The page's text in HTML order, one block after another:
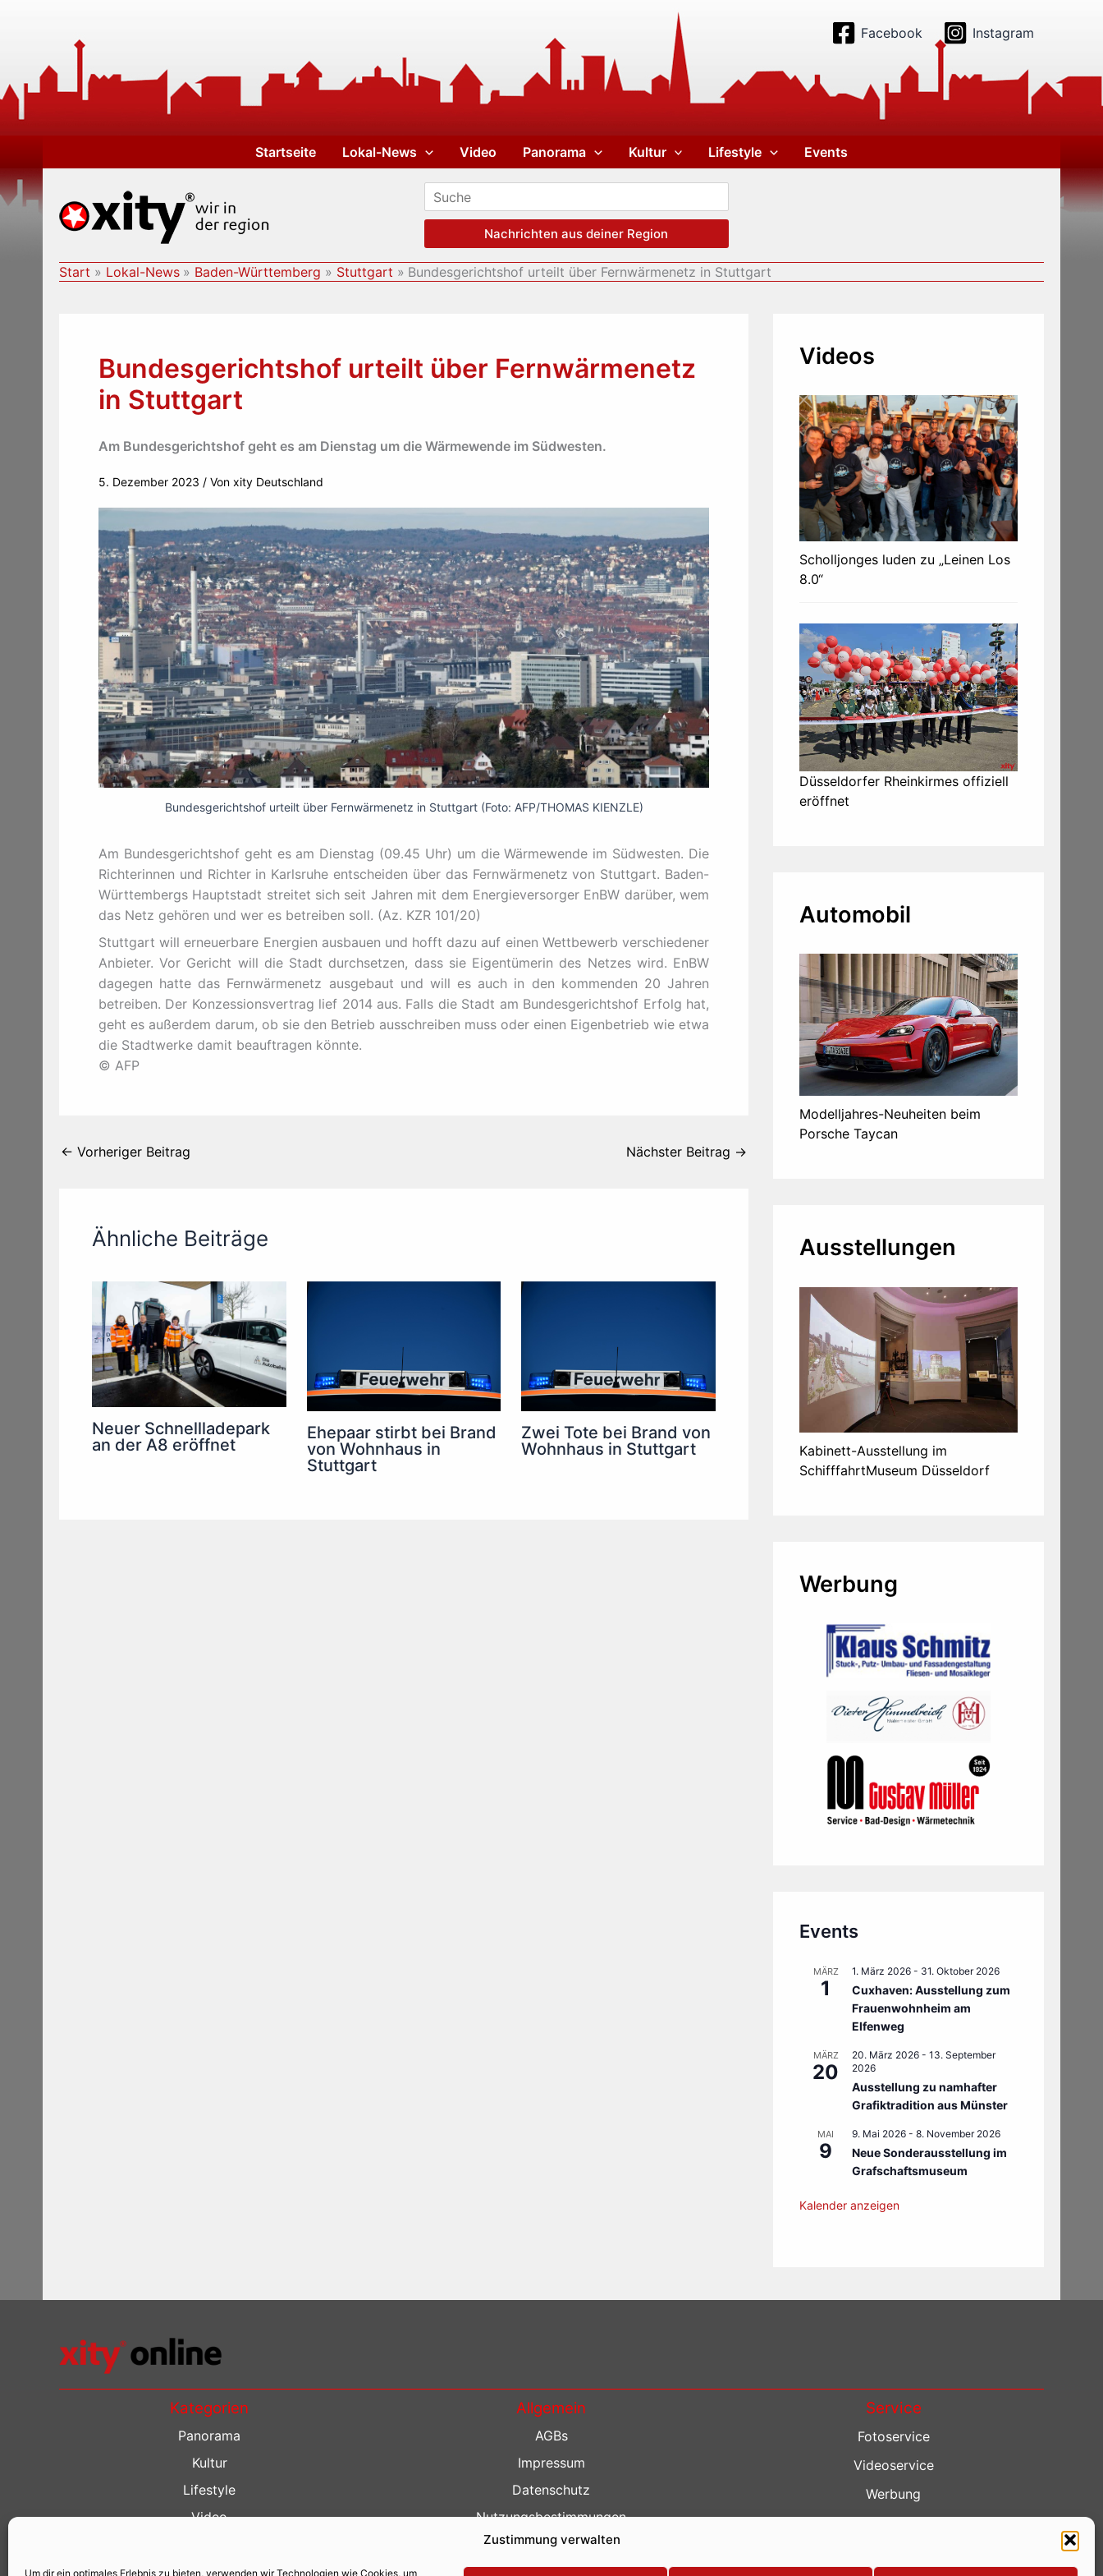
Zustimmung verwalten
Um dir ein optimales Erlebnis zu bieten, verwenden wir Technologien wie Cookies, um
Facebook Instagram
Startseite Lokal-News Video Panorama Kultur Lifestyle Events
Nachrichten aus deiner Region
Start Lokal-News Baden-Württemberg Stuttgart Bundesgerichtshof urteilt über Fernwärmenetz in Stuttgart
Bundesgerichtshof urteilt über Fernwärmenetz
in Stuttgart
Am Bundesgerichtshof geht es am Dienstag um die Wärmewende im Südwesten.
5. Dezember 2023 / Von xity Deutschland
Bundesgerichtshof urteilt über Fernwärmenetz in Stuttgart (Foto: AFP/THOMAS KIENZLE)
Am Bundesgerichtshof geht es am Dienstag (09.45 Uhr) um die Wärmewende im Südwesten. Die
Richterinnen und Richter in Karlsruhe entscheiden über das Fernwärmenetz von Stuttgart. Baden-
Württembergs Hauptstadt streitet sich seit Jahren mit dem Energieversorger EnBW darüber, wem
das Netz gehören und wer es betreiben soll. (Az. KZR 101/20)
Stuttgart will erneuerbare Energien ausbauen und hofft dazu auf einen Wettbewerb verschiedener
Anbieter. Vor Gericht will die Stadt durchsetzen, dass sie Eigentümerin des Netzes wird. EnBW
dagegen hatte das Fernwärmenetz ausgebaut und will es auch in den kommenden 20 Jahren
betreiben. Der Konzessionsvertrag lief 2014 aus. Falls die Stadt am Bundesgerichtshof Erfolg hat,
geht es außerdem darum, ob sie den Betrieb ausschreiben muss oder einen Eigenbetrieb wie etwa
die Stadtwerke damit beauftragen könnte.
© AFP
← Vorheriger Beitrag Nächster Beitrag →
Ähnliche Beiträge
Neuer Schnellladepark
an der A8 eröffnet
Ehepaar stirbt bei Brand
von Wohnhaus in
Stuttgart
Zwei Tote bei Brand von
Wohnhaus in Stuttgart
Videos
Scholljonges luden zu „Leinen Los
8.0“
Düsseldorfer Rheinkirmes offiziell
eröffnet
Automobil
Modelljahres-Neuheiten beim
Porsche Taycan
Ausstellungen
Kabinett-Ausstellung im
SchifffahrtMuseum Düsseldorf
Werbung
Events
MÄRZ
1
1. März 2026 - 31. Oktober 2026
Cuxhaven: Ausstellung zum
Frauenwohnheim am
Elfenweg
MÄRZ
20
20. März 2026 - 13. September
2026
Ausstellung zu namhafter
Grafiktradition aus Münster
MAI
9
9. Mai 2026 - 8. November 2026
Neue Sonderausstellung im
Grafschaftsmuseum
Kalender anzeigen
Kategorien
Panorama
Kultur
Lifestyle
Video
Kino Guide
Allgemein
AGBs
Impressum
Datenschutz
Nutzungsbestimmungen
Kontakt
Barrierefreiheit
Service
Fotoservice
Videoservice
Werbung